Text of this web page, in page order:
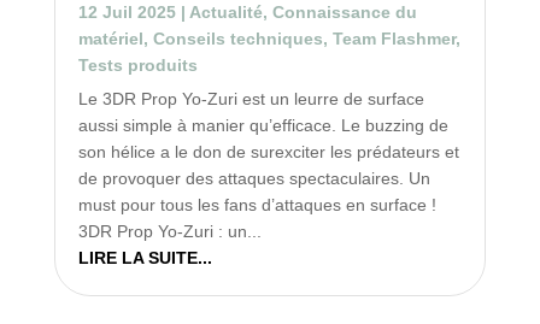
12 Juil 2025| Actualité, Connaissance du
matériel, Conseils techniques, Team Flashmer,
Tests produits
Le 3DR Prop Yo-Zuri est un leurre de surface
aussi simple à manier qu’efficace. Le buzzing de
son hélice a le don de surexciter les prédateurs et
de provoquer des attaques spectaculaires. Un
must pour tous les fans d’attaques en surface !
3DR Prop Yo-Zuri : un...
LIRE LA SUITE...